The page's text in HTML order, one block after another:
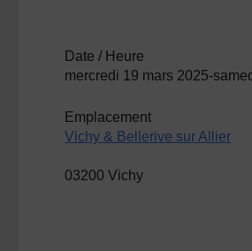
Date / Heure
mercredi 19 mars 2025-
Emplacement
Vichy & Bellerive sur Allier
03200 Vichy